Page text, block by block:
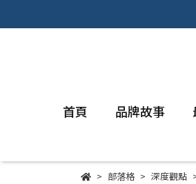
首頁 品牌故事
部落格 深度觀點